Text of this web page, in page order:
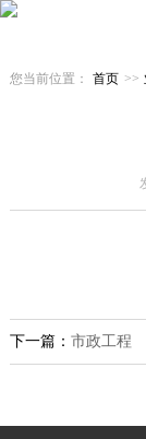
您当前位置： 首页 >>
下一篇： 市政工程